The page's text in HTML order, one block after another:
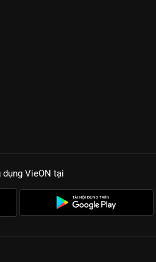
dụng VieON tại